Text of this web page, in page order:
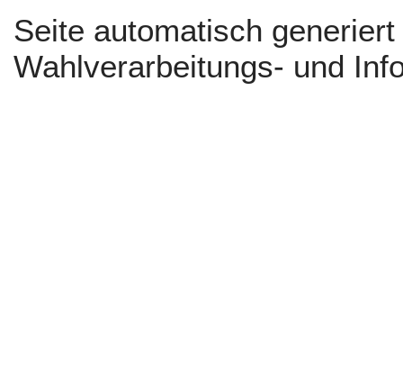
Seite automatisch
Wahlverarbeitungs- und